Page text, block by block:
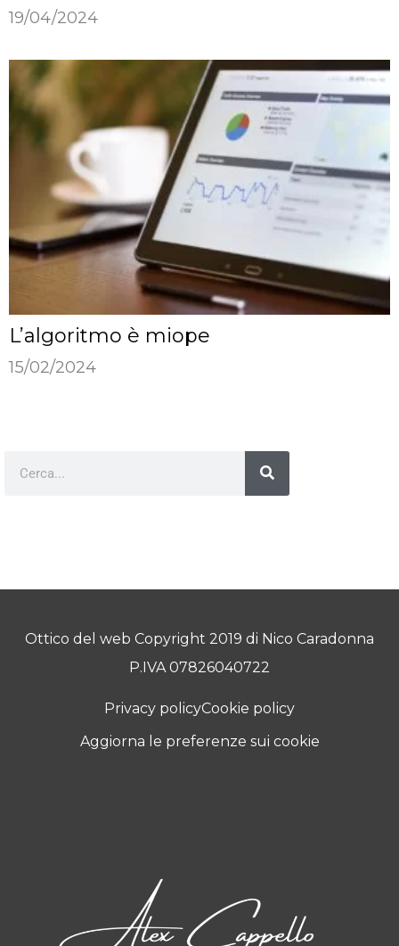
19/04/2024
L’algoritmo è miope
15/02/2024
Ottico del web Copyright 2019 di Nico Caradonna
P.IVA 07826040722
Privacy policyCookie policy
Aggiorna le preferenze sui cookie